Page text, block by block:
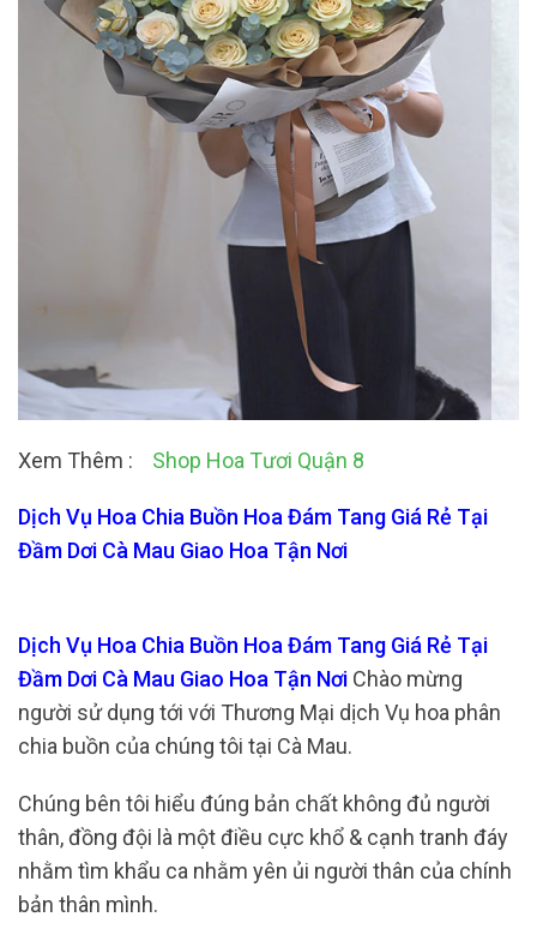
Xem Thêm : Shop Hoa Tươi Quận 8
Dịch Vụ Hoa Chia Buồn Hoa Đám Tang Giá Rẻ Tại
Đầm Dơi Cà Mau Giao Hoa Tận Nơi
Dịch Vụ Hoa Chia Buồn Hoa Đám Tang Giá Rẻ Tại
Đầm Dơi Cà Mau Giao Hoa Tận Nơi Chào mừng
người sử dụng tới với Thương Mại dịch Vụ hoa phân
chia buồn của chúng tôi tại Cà Mau.
Chúng bên tôi hiểu đúng bản chất không đủ người
thân, đồng đội là một điều cực khổ & cạnh tranh đáy
nhằm tìm khẩu ca nhằm yên ủi người thân của chính
bản thân mình.